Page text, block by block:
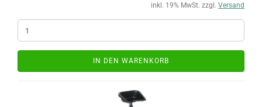
inkl. 19% MwSt. zzgl. Versand
IN DEN WARENKORB